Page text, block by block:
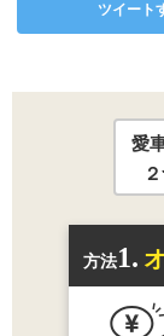
ツイート
愛
方法1.